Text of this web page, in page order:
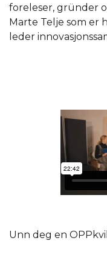
foreleser, gründer
Marte Telje som er
leder
Unn deg en